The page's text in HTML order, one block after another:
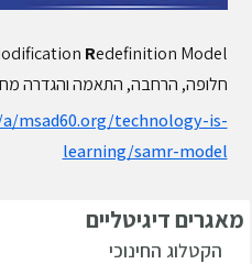
ModificationR
חלופה, הרחבה, התאמה והגדרה
msad60.org/technology-is-
learning/samr-model
דיגיטליים
הקטלוג החינוכי